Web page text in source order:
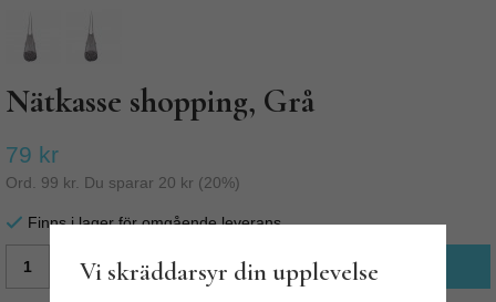
Nätkasse shopping, Grå
79 kr
Ord. 99 kr . Du sparar 20 kr (20%)
Finns i lager för omgående leverans
LÄGG I VARUKORG
Vi skräddarsyr din upplevelse